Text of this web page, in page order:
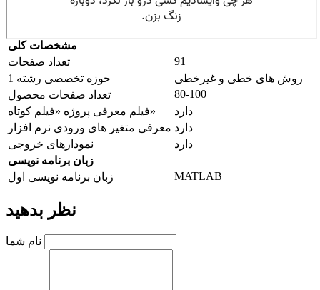
مشخصات کلی
تعداد صفحات
91
حوزه تخصصی رشته 1
روش های خطی و غیرخطی
تعداد صفحات محصول
80-100
فیلم معرفی پروژه «فیلم کوتاه»
دارد
معرفی متغیر های ورودی نرم افزار دارد
نمودارهای خروجی
دارد
زبان برنامه نویسی
زبان برنامه نویسی اول
MATLAB
نظر بدهید
نام شما